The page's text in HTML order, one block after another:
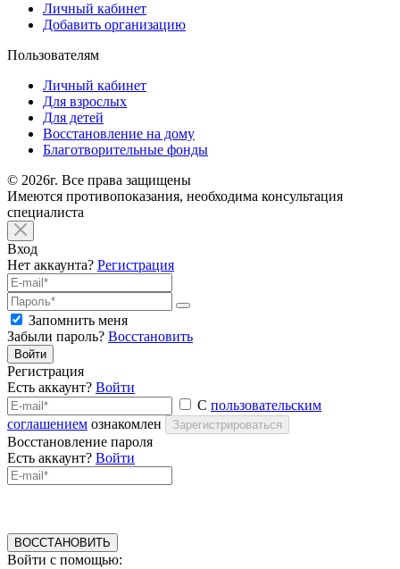
Личный кабинет
Добавить организацию
Пользователям
Личный кабинет
Для взрослых
Для детей
Восстановление на дому
Благотворительные фонды
© 2026г. Все права защищены
Имеются противопоказания, необходима консультация
специалиста
Вход
Нет аккаунта? Регистрация
Запомнить меня
Забыли пароль? Восстановить
Войти
Регистрация
Есть аккаунт? Войти
С пользовательским
соглашением ознакомлен Зарегистрироваться
Восстановление пароля
Есть аккаунт? Войти
ВОССТАНОВИТЬ
Войти с помощью: